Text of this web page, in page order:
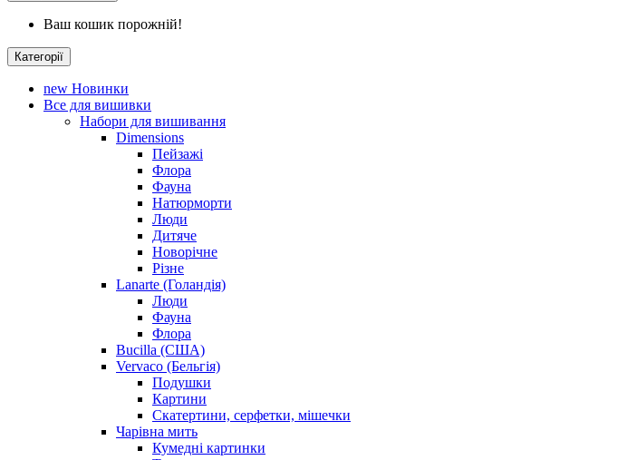
Ваш кошик порожній!
Категорії
new Новинки
Все для вишивки
Набори для вишивання
Dimensions
Пейзажі
Флора
Фауна
Натюрморти
Люди
Дитяче
Новорічне
Різне
Lanarte (Голандія)
Люди
Фауна
Флора
Bucilla (США)
Vervaco (Бельгія)
Подушки
Картини
Скатертини, серфетки, мішечки
Чарiвна мить
Кумедні картинки